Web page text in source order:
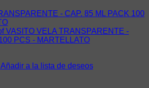
Añadir a la lista de deseos